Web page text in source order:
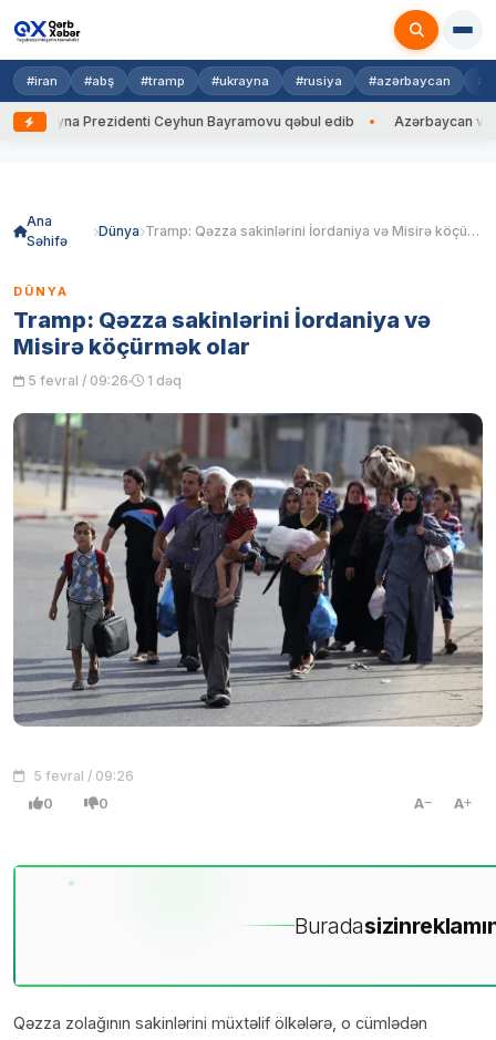
#iran #abş #tramp #ukrayna #rusiya #azərbaycan
Prezidenti Ceyhun Bayramovu qəbul edib Azərbaycan və
Ana
Səhifə
Dünya Tramp: Qəzza sakinlərini İordaniya və Misirə köçürmək olar
DÜNYA
Tramp: Qəzza sakinlərini İordaniya və
Misirə köçürmək olar
5 fevral / 09:26 1 dəq
5 fevral / 09:26
0 0 A A
Buradasizin
Qəzza zolağının sakinlərini müxtəlif ölkələrə, o cümlədən